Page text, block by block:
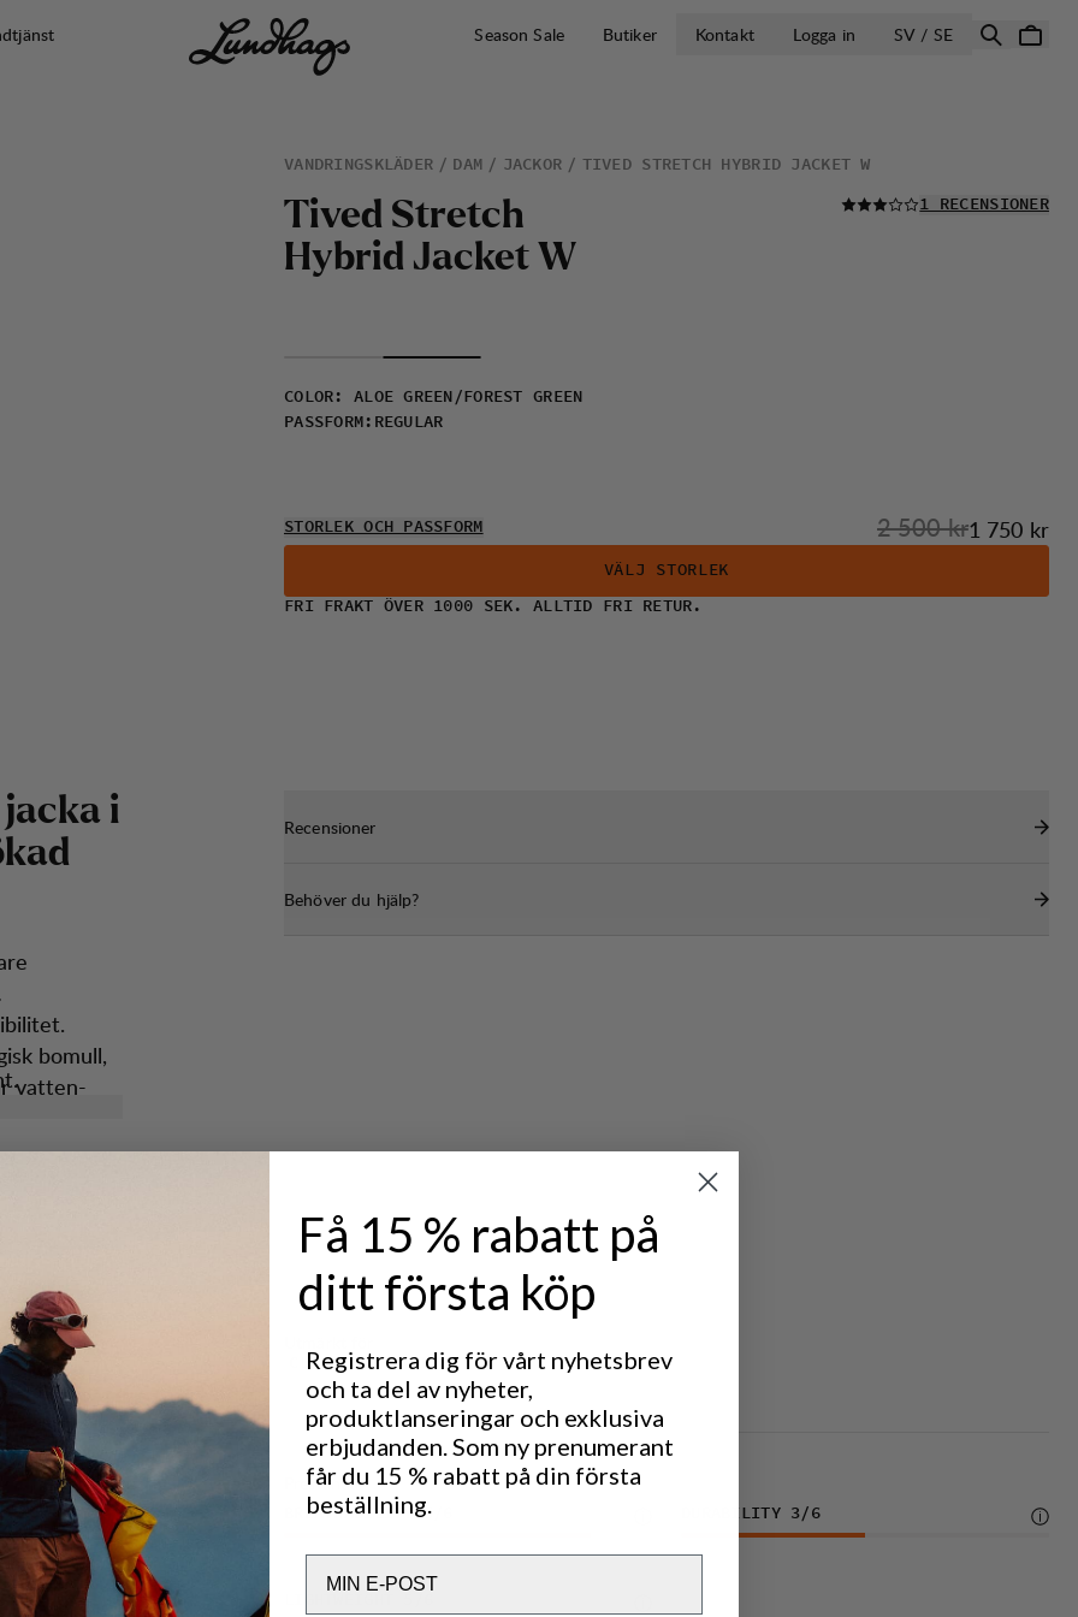
Season Sale Butiker Kontakt Logga in SV / SEÖPPNA VÄLJ
VANDRINGSKLÄDER DAM JACKOR TIVED STRETCH HYBRID JACKET W
Tived Stretch
Hybrid Jacket W
LÄS ALLA
1 RECENSIONER
COLOR : ALOE GREEN/FOREST GREEN
PASSFORM : REGULAR
STORLEK OCH PASSFORM Originalpris:
2 500 krReapris:
1 750 kr
VÄLJ STORLEK
FRI FRAKT ÖVER 1000 SEK. ALLTID FRI RETUR.
jacka i
kad
bomull,
vatten-
gör
De
har en
Recensioner
Behöver du hjälp?
CLASSIC TREKKING
Prestanda
BREATHABILITY 5 DURABILITY 3/6
Få 15 % rabatt på
ditt första köp
Registrera dig för vårt nyhetsbrev
och ta del av nyheter,
produktlanseringar och exklusiva
erbjudanden. Som ny prenumerant
får du 15 % rabatt på din första
beställning.